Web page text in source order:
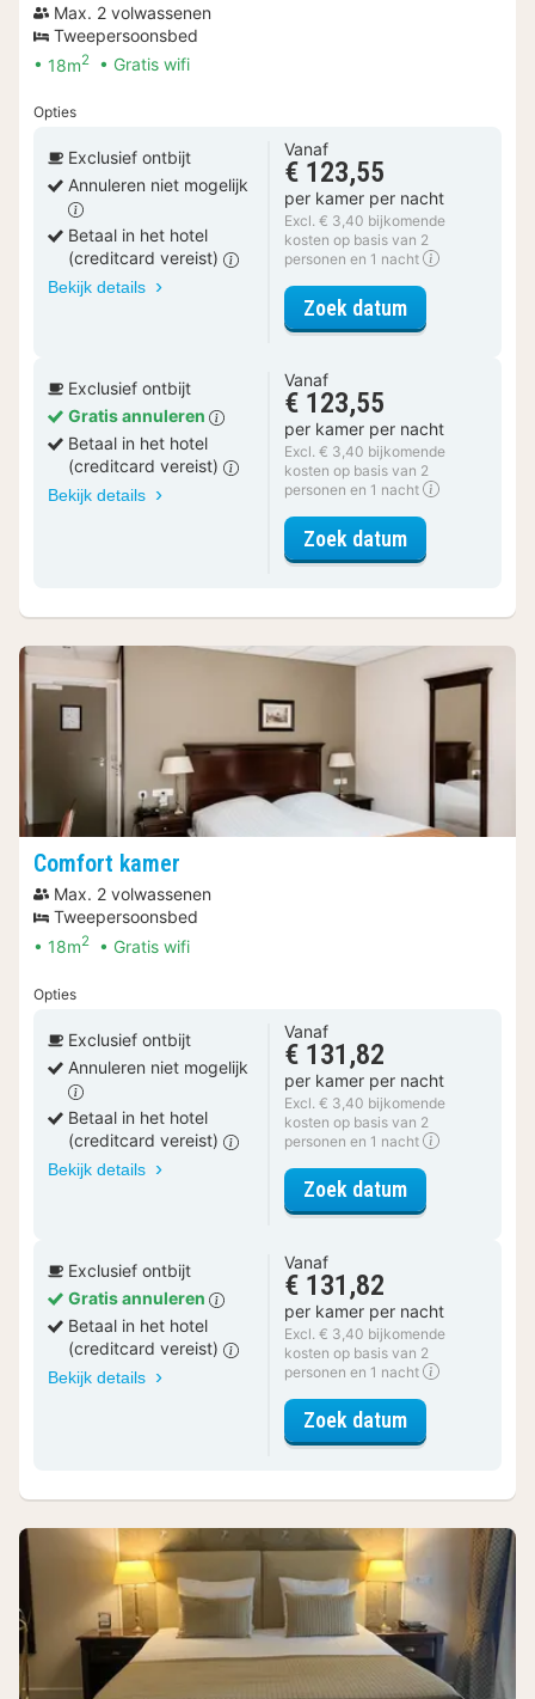
Max. 2 volwassenen
Tweepersoonsbed
18m2 Gratis wifi
Opties
Exclusief ontbijt
Annuleren niet mogelijk
Betaal in het hotel
(creditcard vereist)
Bekijk details
Vanaf
€ 123,55
per kamer per nacht
Excl. € 3,40 bijkomende
kosten op basis van 2
personen en 1 nacht
Zoek datumvoor
Exclusief ontbijt
Gratis annuleren
Betaal in het hotel
(creditcard vereist)
Bekijk details
Vanaf
€ 123,55
per kamer per nacht
Excl. € 3,40 bijkomende
kosten op basis van 2
personen en 1 nacht
Zoek datumvoor
Comfort kamer
Max. 2 volwassenen
Tweepersoonsbed
18m2 Gratis wifi
Opties
Exclusief ontbijt
Annuleren niet mogelijk
Betaal in het hotel
(creditcard vereist)
Bekijk details
Vanaf
€ 131,82
per kamer per nacht
Excl. € 3,40 bijkomende
kosten op basis van 2
personen en 1 nacht
Zoek datumvoor Comfort
Exclusief ontbijt
Gratis annuleren
Betaal in het hotel
(creditcard vereist)
Bekijk details
Vanaf
€ 131,82
per kamer per nacht
Excl. € 3,40 bijkomende
kosten op basis van 2
personen en 1 nacht
Zoek datumvoor Comfort